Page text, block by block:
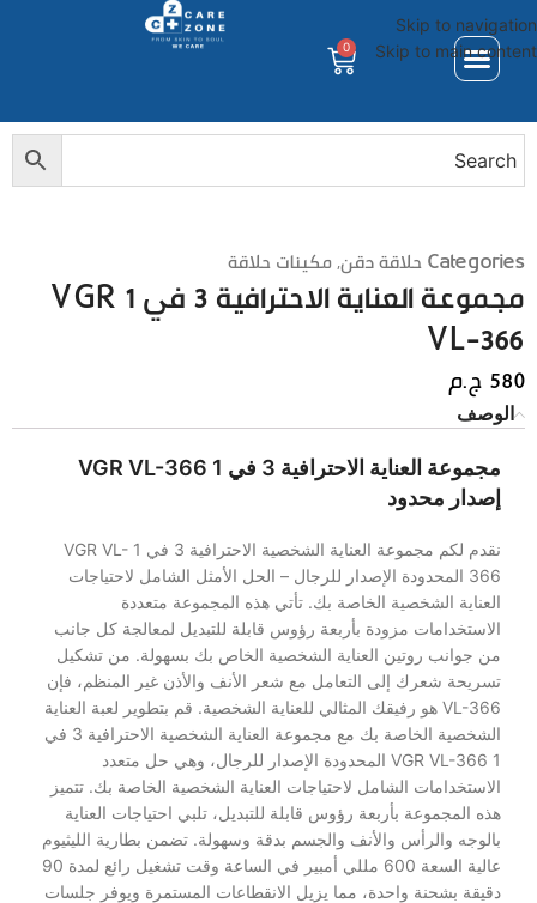
Skip to navigation
Skip to main content
0
Categoriesحلاقة دقن,مكينات حلاقة
مجموعة العناية الاحترافية 3 في 1 VGR
VL-366
580ج.م
الوصف
مجموعة العناية الاحترافية 3 في 1 VGR VL-366
إصدار محدود
نقدم لكم مجموعة العناية الشخصية الاحترافية 3 في 1 VGR VL-
366 المحدودة الإصدار للرجال – الحل الأمثل الشامل لاحتياجات
العناية الشخصية الخاصة بك. تأتي هذه المجموعة متعددة
الاستخدامات مزودة بأربعة رؤوس قابلة للتبديل لمعالجة كل جانب
من جوانب روتين العناية الشخصية الخاص بك بسهولة. من تشكيل
تسريحة شعرك إلى التعامل مع شعر الأنف والأذن غير المنظم، فإن
VL-366 هو رفيقك المثالي للعناية الشخصية. قم بتطوير لعبة العناية
الشخصية الخاصة بك مع مجموعة العناية الشخصية الاحترافية 3 في
1 VGR VL-366 المحدودة الإصدار للرجال، وهي حل متعدد
الاستخدامات الشامل لاحتياجات العناية الشخصية الخاصة بك. تتميز
هذه المجموعة بأربعة رؤوس قابلة للتبديل، تلبي احتياجات العناية
بالوجه والرأس والأنف والجسم بدقة وسهولة. تضمن بطارية الليثيوم
عالية السعة 600 مللي أمبير في الساعة وقت تشغيل رائع لمدة 90
دقيقة بشحنة واحدة، مما يزيل الانقطاعات المستمرة ويوفر جلسات